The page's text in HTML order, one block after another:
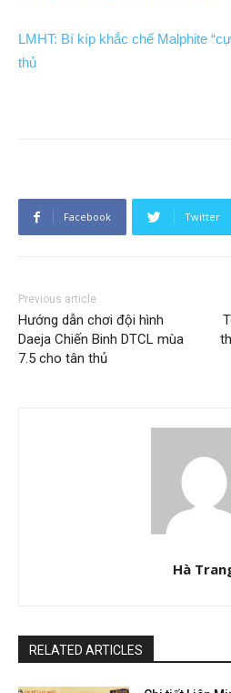
LMHT: Bí kíp khắc chế Malphite
thủ
Facebook Twitter
Previous article
Hướng dẫn chơi đội hình
Daeja Chiến Binh DTCL mùa
7.5 cho tân thủ
Hà
RELATED ARTICLES